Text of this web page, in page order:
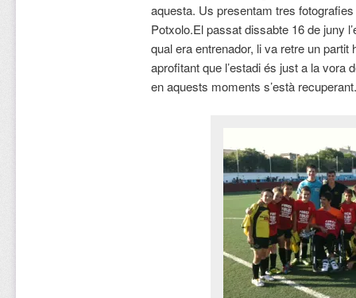
aquesta. Us presentam tres
Potxolo.El passat dissabte 16 de juny
qual era entrenador, li va retre un
aprofitant que l’estadi és just a la vora
en aquests moments s’està recuperant.